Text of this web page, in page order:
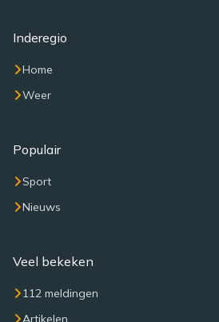
Inderegio
Home
Weer
Populair
Sport
Nieuws
Veel bekeken
112 meldingen
Artikelen